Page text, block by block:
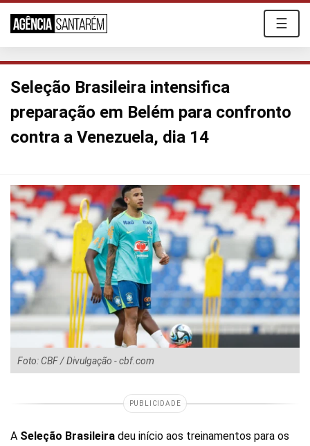
☰
Seleção Brasileira intensifica
preparação em Belém para confronto
contra a Venezuela, dia 14
Foto: CBF / Divulgação - cbf.com
PUBLICIDADE
A Seleção Brasileira deu início aos treinamentos para os